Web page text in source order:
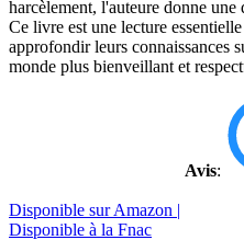
harcèlement, l'auteure donne
Ce livre est une lecture
approfondir leurs connaissances
monde plus bienveillant et
Avis:
Disponible sur Amazon |
Disponible à la Fnac